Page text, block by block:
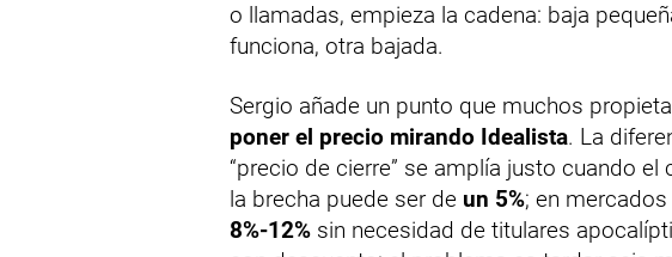
o llamadas, empieza la cadena: baja
funciona, otra bajada.
Sergio añade un punto que muchos
poner el precio mirando Idealista. La
“precio de cierre” se amplía justo cuando
la brecha puede ser de un 5%; en
8%-12% sin necesidad de titulares